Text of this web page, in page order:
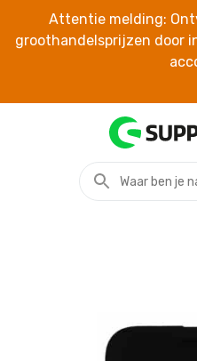
Attentie melding:
groothandelsprijzen door